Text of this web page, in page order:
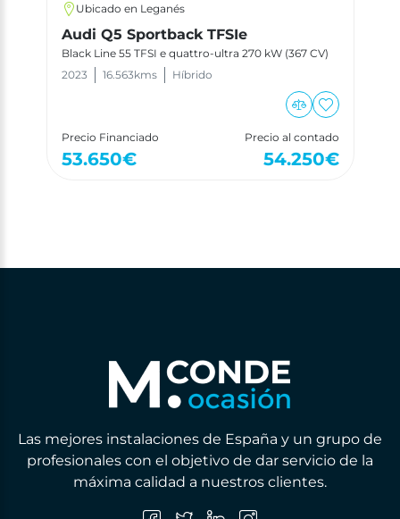
Ubicado en Leganés
Audi Q5 Sportback TFSIe
Black Line 55 TFSI e quattro-ultra 270 kW (367 CV)
2023
16.563kms Híbrido
Precio Financiado
53.650€
Precio al contado
54.250€
Las mejores instalaciones de España y un grupo de
profesionales con el objetivo de dar servicio de la
máxima calidad a nuestros clientes.